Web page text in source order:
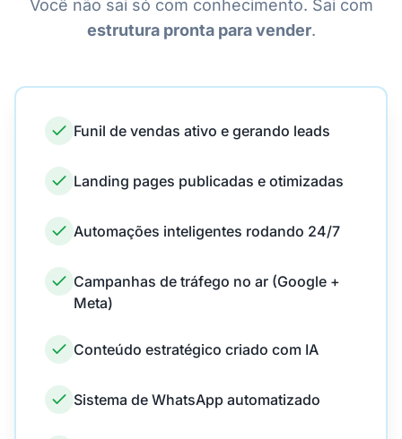
Você não sai só com conhecimento. Sai com
estrutura pronta para vender.
Funil de vendas ativo e gerando leads
Landing pages publicadas e otimizadas
Automações inteligentes rodando 24/7
Campanhas de tráfego no ar (Google +
Meta)
Conteúdo estratégico criado com IA
Sistema de WhatsApp automatizado